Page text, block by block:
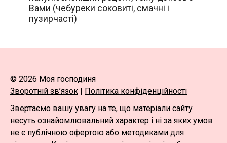
Вами (чебуреки соковиті, смачні і
пузирчасті)
© 2026 Моя господиня
Зворотній зв’язок | Політика конфіденційності
Звертаємо вашу увагу на те, що матеріали сайту
несуть ознайомлювальний характер і ні за яких умов
не є публічною офертою або методиками для